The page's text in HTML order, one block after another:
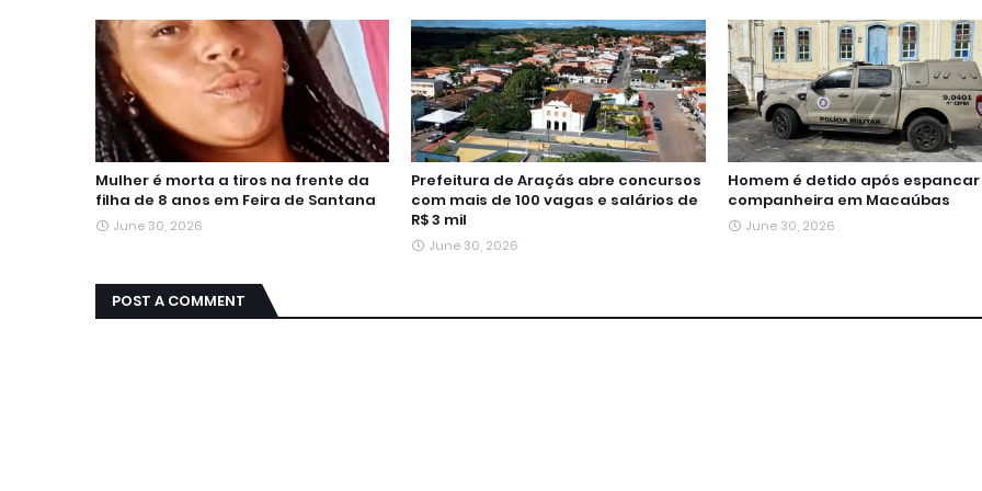
Mulher é morta a tiros na frente da
filha de 8 anos em Feira de Santana
June 30, 2026
Prefeitura de Araçás abre concursos
com mais de 100 vagas e salários de
R$ 3 mil
June 30, 2026
Homem é detido após espancar
companheira em Macaúbas
June 30, 2026
POST A COMMENT